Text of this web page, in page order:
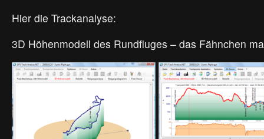
Hier die Trackanalyse:
3D Höhenmodell des Rundfluges – das Fähnchen